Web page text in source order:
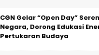
CGN Gelar “Open Day”
Negara, Dorong Edukasi
Pertukaran Budaya